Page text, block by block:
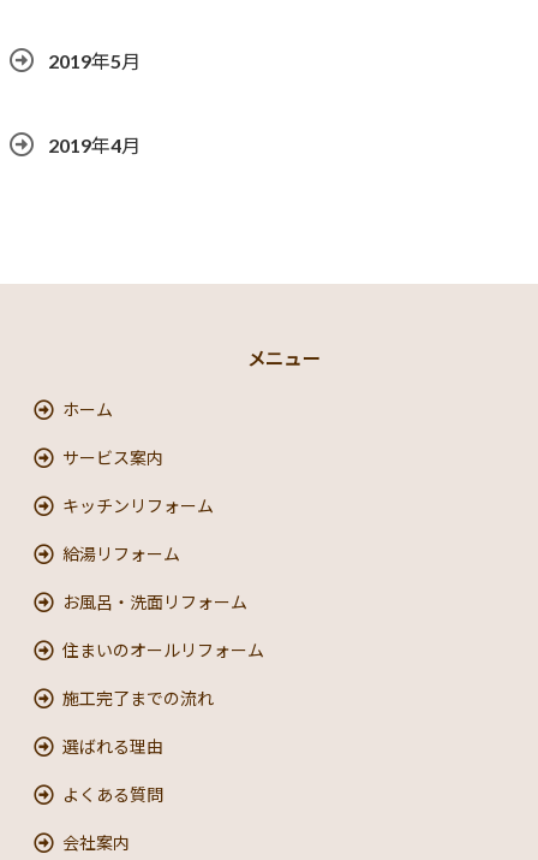
2019年5月
2019年4月
メニュー
ホーム
サービス案内
キッチンリフォーム
給湯リフォーム
お風呂・洗面リフォーム
住まいのオールリフォーム
施工完了までの流れ
選ばれる理由
よくある質問
会社案内